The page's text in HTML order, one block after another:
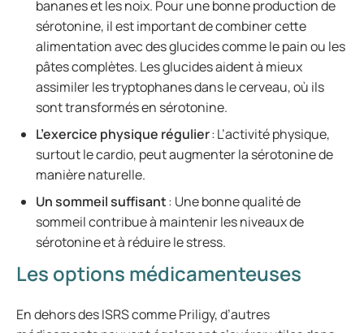
bananes et les noix. Pour une bonne production de
sérotonine, il est important de combiner cette
alimentation avec des glucides comme le pain ou les
pâtes complètes. Les glucides aident à mieux
assimiler les tryptophanes dans le cerveau, où ils
sont transformés en sérotonine.
L’exercice physique régulier: L’activité physique,
surtout le cardio, peut augmenter la sérotonine de
manière naturelle.
Un sommeil suffisant: Une bonne qualité de
sommeil contribue à maintenir les niveaux de
sérotonine et à réduire le stress.
Les options médicamenteuses
En dehors des ISRS comme Priligy, d’autres